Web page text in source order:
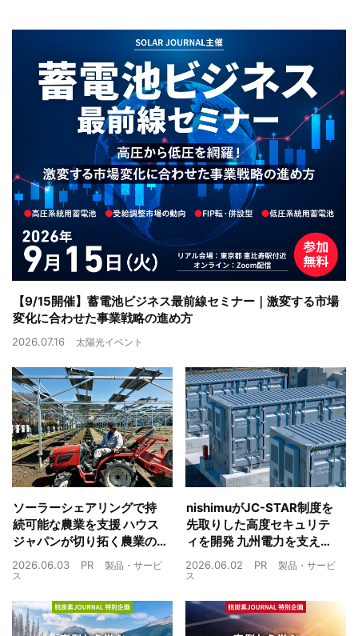
【9/15開催】蓄電池ビジネス最前線セミナー｜激変する市場
変化に合わせた事業戦略の進め方
2026.07.16 太陽光イベント
ソーラーシェアリングで持
続可能な農業を支援 ハウス
ジャパンが切り拓く農業の
未来
2026.06.03 PR
製品・サービ
ス
nishimuがJC-STAR制度を
先取りした高度セキュリテ
ィを開発 九州電力を支えた
制御技術を蓄電池市場へ
2026.06.02 PR
製品・サービ
ス